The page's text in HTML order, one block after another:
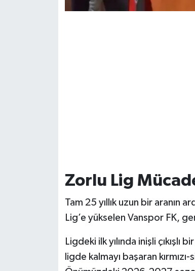
Zorlu Lig
Tam 25 yıllık uzun bir aranın
Lig’e yükselen Vanspor FK,
Ligdeki ilk yılında inişli
ligde kalmayı başaran